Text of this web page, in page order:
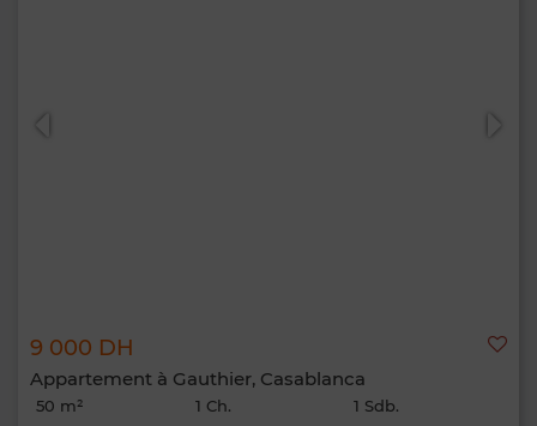
9 000 DH
Appartement à Gauthier, Casablanca
50 m² 1 Ch. 1 Sdb.